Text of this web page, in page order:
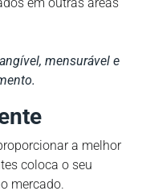
mensurável e
a melhor
coloca o seu
mercado.